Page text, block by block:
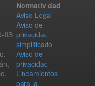
IIS
Normatividad
Aviso Legal
Aviso de
privacidad
simplificado
Aviso de
privacidad
Lineamientos
para la